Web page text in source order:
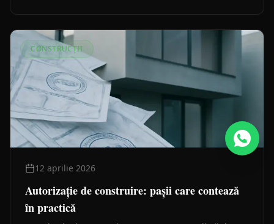
CONSTRUCȚII
12 aprilie 2026
Autorizație de construire: pașii care contează
în practică